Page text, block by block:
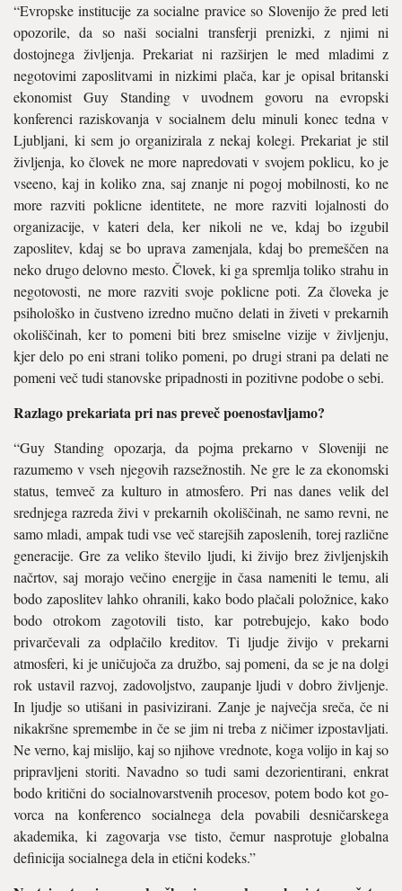
“Evropske institucije za socialne pravice so Slovenijo že pred leti
opozorile, da so naši socialni transferji prenizki, z njimi ni
dostojne­ga življenja. Prekariat ni razširjen le med mladimi z
negotovimi za­poslitvami in nizkimi plača, kar je opisal britanski
ekonomist Guy Standing v uvodnem govoru na evropski
konferenci raziskova­nja v socialnem delu minuli konec tedna v
Ljubljani, ki sem jo organizirala z nekaj kolegi. Prekariat je stil
življenja, ko človek ne more napredovati v svojem poklicu, ko je
vseeno, kaj in koliko zna, saj znanje ni pogoj mobilnosti, ko ne
more razviti poklicne identitete, ne more razviti lojalnosti do
organi­zacije, v kateri dela, ker nikoli ne ve, kdaj bo izgubil
zaposlitev, kdaj se bo uprava zamenjala, kdaj bo premeščen na
neko drugo delovno mesto. Človek, ki ga spremlja toliko strahu in
negotovosti, ne more raz­viti svoje poklicne poti. Za človeka je
psihološko in čustveno izredno mučno delati in živeti v prekar­nih
okoliščinah, ker to pomeni biti brez smiselne vizije v življenju,
kjer delo po eni strani toliko pomeni, po drugi strani pa delati ne
pomeni več tudi stanovske pripadnosti in pozitivne podobe o sebi.
Razlago prekariata pri nas preveč poenostavljamo?
“Guy Standing opozarja, da pojma prekarno v Sloveniji ne
razume­mo v vseh njegovih razsežnostih. Ne gre le za ekonomski
status, temveč za kulturo in atmosfero. Pri nas danes velik del
srednje­ga razreda živi v prekarnih okoliščinah, ne samo revni, ne
samo mladi, ampak tudi vse več starejših zaposlenih, torej različne
genera­cije. Gre za veliko število ljudi, ki živijo brez življenjskih
načrtov, saj morajo večino energije in časa nameniti le temu, ali
bodo zapo­slitev lahko ohranili, kako bodo plačali položnice, kako
bodo otro­kom zagotovili tisto, kar potre­bujejo, kako bodo
privarčevali za odplačilo kreditov. Ti ljudje živijo v prekarni
atmosferi, ki je uniču­joča za družbo, saj pomeni, da se je na dolgi
rok ustavil razvoj, za­dovoljstvo, zaupanje ljudi v dobro življenje.
In ljudje so utišani in pa­sivizirani. Zanje je največja sreča, če ni
nikakršne spremembe in če se jim ni treba z ničimer izposta­vljati.
Ne verno, kaj mislijo, kaj so njihove vrednote, koga volijo in kaj so
pripravljeni storiti. Navadno so tudi sami dezorientirani, enkrat
bodo kritični do socialnovarstve­nih procesov, potem bodo kot go­
vorca na konferenco socialnega dela povabili desničarskega
akade­mika, ki zagovarja vse tisto, čemur nasprotuje globalna
definicija soci­alnega dela in etični kodeks.”